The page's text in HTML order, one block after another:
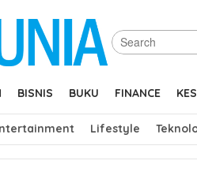
BISNIS BUKU FINANCE
Lifestyle